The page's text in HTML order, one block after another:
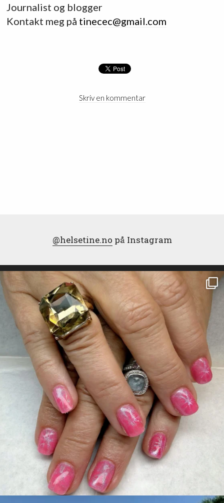
Journalist og blogger
Kontakt meg på tinecec@gmail.com
Skriv en kommentar
@helsetine.no på Instagram